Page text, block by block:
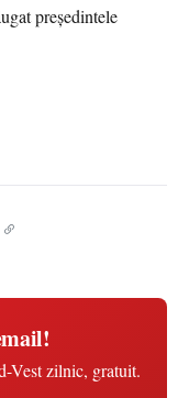
preşedintele
Vest zilnic, gratuit.